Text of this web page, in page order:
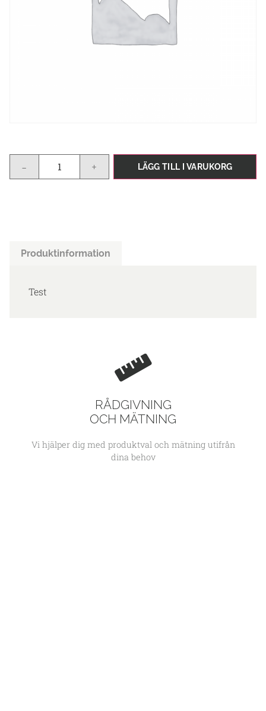
- + LÄGG TILL I VARUKORG
Produktinformation
Test
RÅDGIVNING
OCH MÄTNING
Vi hjälper dig med produktval och mätning utifrån
dina behov